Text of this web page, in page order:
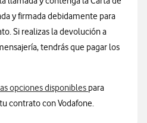
y firmada debidamente para
Si realizas la devolución a
tendrás que pagar los
opciones disponibles para
contrato con Vodafone.